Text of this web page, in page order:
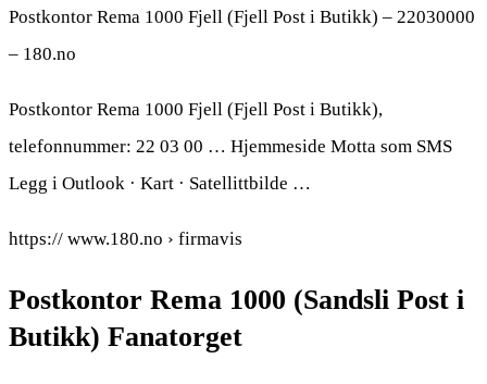
Postkontor Rema 1000 Fjell (Fjell Post i Butikk) – 22030000
– 180.no
Postkontor Rema 1000 Fjell (Fjell Post i Butikk),
telefonnummer: 22 03 00 … Hjemmeside Motta som SMS
Legg i Outlook · Kart · Satellittbilde …
https:// www.180.no › firmavis
Postkontor Rema 1000 (Sandsli Post i
Butikk) Fanatorget